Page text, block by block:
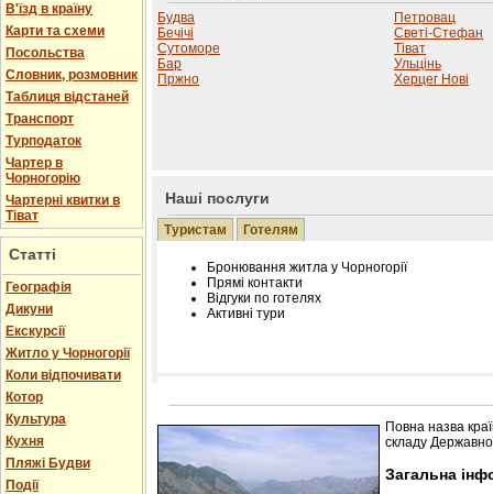
В'їзд в країну
Карти та схеми
Посольства
Словник, розмовник
Таблиця відстаней
Транспорт
Турподаток
Чартер в
Чорногорію
Чартерні квитки в
Тіват
Статті
Географія
Дикуни
Екскурсії
Житло у Чорногорії
Коли відпочивати
Котор
Культура
Кухня
Пляжі Будви
Події
Будва
Бечічі
Сутоморе
Бар
Пржно
Петровац
Светі-Стефан
Тіват
Ульцінь
Херцег Нові
Наші послуги
Туристам Готелям
Бронювання житла у Чорногорії
Прямі контакти
Відгуки по готелях
Активні тури
Розміщення інформації про готель на
Редагування інформації і цін на вимогу
Лічільник відвідувачів
Повна назва
складу
Загальна